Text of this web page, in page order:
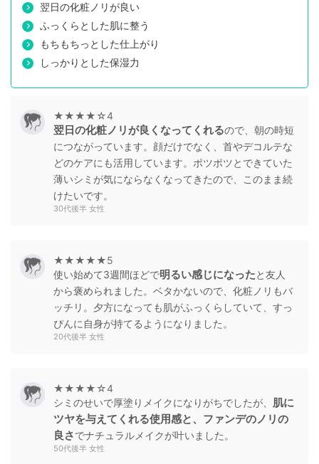
翌日の化粧ノリが良い
ふっくらとした肌に整う
もちもちっとした仕上がり
しっかりとした保湿力
★★★★☆4
翌日の化粧ノリが良くなってくれるので、朝の時短
につながっています。顔だけでなく、首やデコルテな
どのケアにも活用しています。ポツポツとできていた
薄いシミが気にならなくなってきたので、このまま続
けたいです。
30代後半 女性
★★★★★5
使い始めて3週間ほどで明るい感じになったと友人
から褒められました。ベタかないので、化粧ノリもバ
ッチリ。夕方になっても肌がふっくらしていて、すっ
ぴんに自身が持てるようになりました。
20代後半 女性
★★★★☆4
シミのせいで厚塗りメイクになりがちでしたが、 肌に
ツヤを与えてくれる使用感と、ファンデのノリの
良さでナチュラルメイクが叶いました。
50代後半 女性